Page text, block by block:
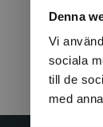
Denna
Vi
sociala
till de
med